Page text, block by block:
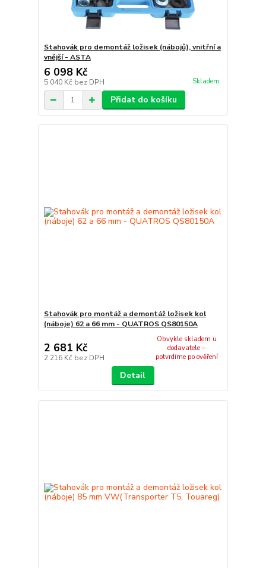
Stahovák pro demontáž ložisek (nábojů), vnitřní a
vnější - ASTA
6 098 Kč
5 040 Kč bez DPH Skladem
Přidat do košíku
Stahovák pro montáž a demontáž ložisek kol
(náboje) 62 a 66 mm - QUATROS QS80150A
2 681 Kč
2 216 Kč bez DPH
Obvykle skladem u
dodavatele –
potvrdíme po ověření
Detail